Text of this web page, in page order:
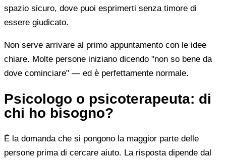
spazio sicuro, dove puoi esprimerti senza timore di
essere giudicato.
Non serve arrivare al primo appuntamento con le idee
chiare. Molte persone iniziano dicendo "non so bene da
dove cominciare" — ed è perfettamente normale.
Psicologo o psicoterapeuta: di
chi ho bisogno?
È la domanda che si pongono la maggior parte delle
persone prima di cercare aiuto. La risposta dipende dal